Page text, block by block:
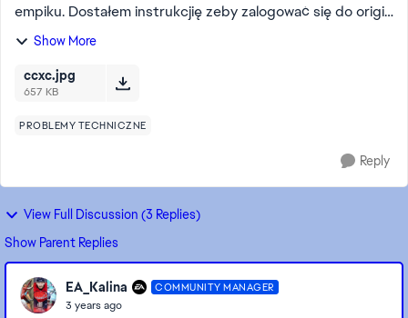
empiku. Dostałem instrukcjię zeby zalogować się do origin
i pobrac ją z zakładki moje gry. Nie ma już orgimi więc
Show More
ccxc.jpg
657 KB
PROBLEMY TECHNICZNE
Reply
View Full Discussion (3 Replies)
Show Parent Replies
EA_Kalina COMMUNITY MANAGER
3 years ago